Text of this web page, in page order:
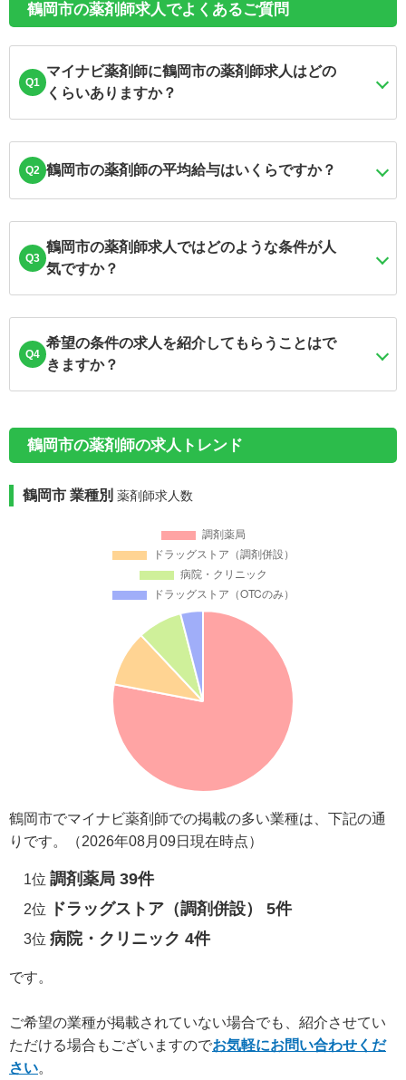
鶴岡市の薬剤師求人でよくあるご質問
Q1
マイナビ薬剤師に鶴岡市の薬剤師求人はどの
くらいありますか？
Q2 鶴岡市の薬剤師の平均給与はいくらですか？
Q3
鶴岡市の薬剤師求人ではどのような条件が人
気ですか？
Q4
希望の条件の求人を紹介してもらうことはで
きますか？
鶴岡市の薬剤師の求人トレンド
鶴岡市 業種別 薬剤師求人数
鶴岡市でマイナビ薬剤師での掲載の多い業種は、下記の通
りです。（2026年08月09日現在時点）
1位 調剤薬局 39件
2位 ドラッグストア（調剤併設） 5件
3位 病院・クリニック 4件
です。
ご希望の業種が掲載されていない場合でも、紹介させてい
ただける場合もございますのでお気軽にお問い合わせくだ
さい。